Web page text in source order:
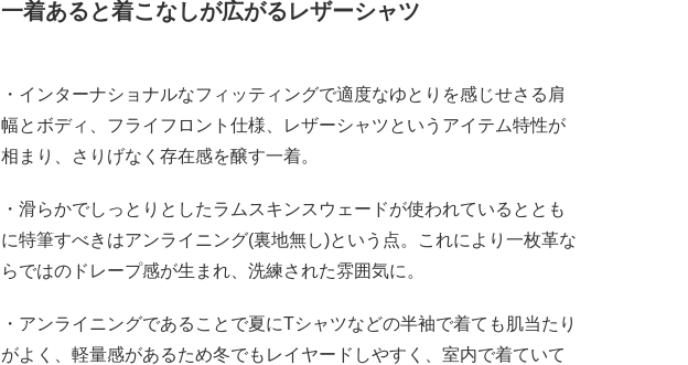
一着あると着こなしが広がるレザーシャツ
・インターナショナルなフィッティングで適度なゆとりを感じせさる肩
幅とボディ、フライフロント仕様、レザーシャツというアイテム特性が
相まり、さりげなく存在感を醸す一着。
・滑らかでしっとりとしたラムスキンスウェードが使われているととも
に特筆すべきはアンライニング(裏地無し)という点。これにより一枚革な
らではのドレープ感が生まれ、洗練された雰囲気に。
・アンライニングであることで夏にTシャツなどの半袖で着ても肌当たり
がよく、軽量感があるため冬でもレイヤードしやすく、室内で着ていて